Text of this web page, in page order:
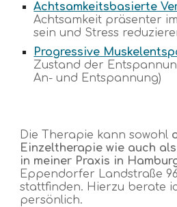
Achtsamkeitsbasierte
Achtsamkeit präsenter
sein und Stress
Progressive
Zustand der
An- und Entspannung)
Die Therapie kann sowohl
Einzeltherapie wie auch
in meiner Praxis in
Eppendorfer Landstraße
stattfinden. Hierzu berate
persönlich.